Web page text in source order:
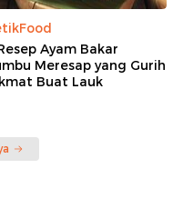
Ayam Bakar
Meresap yang Gurih
Buat Lauk